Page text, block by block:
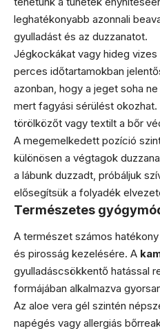
leghatékonyabb azonnali
gyulladást és az duzzanatot.
Jégkockákat vagy hideg vizes
perces időtartamokban
azonban, hogy a jeget soha
mert fagyási sérülést okozhat.
törölközőt vagy textilt a bőr
A megemelkedett pozíció
különösen a végtagok
a lábunk duzzadt, próbáljuk
elősegítsük a folyadék
Természetes
A természet számos
és pirosság kezelésére. A
gyulladáscsökkentő hatással
formájában alkalmazva
Az aloe vera gél szintén
napégés vagy allergiás